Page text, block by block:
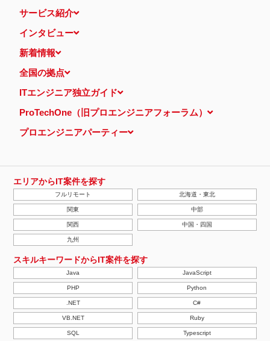
サービス紹介
インタビュー
新着情報
全国の拠点
ITエンジニア独立ガイド
ProTechOne（旧プロエンジニアフォーラム）
プロエンジニアパーティー
エリアからIT案件を探す
フルリモート 北海道・東北
関東 中部
関西 中国・四国
九州
スキルキーワードからIT案件を探す
Java JavaScript
PHP Python
.NET C#
VB.NET Ruby
SQL Typescript